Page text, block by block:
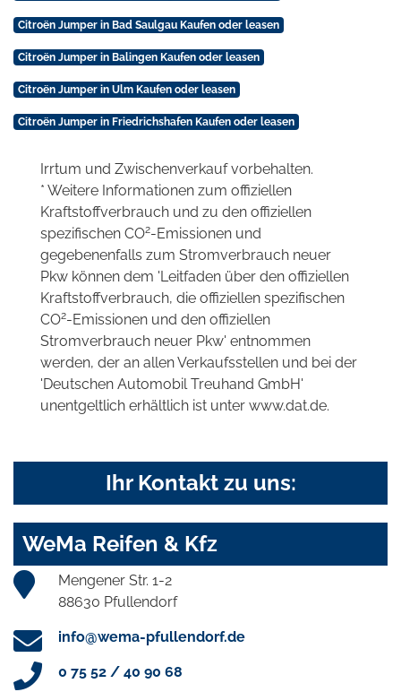
Citroën Jumper in Bad Saulgau Kaufen oder leasen
Citroën Jumper in Balingen Kaufen oder leasen
Citroën Jumper in Ulm Kaufen oder leasen
Citroën Jumper in Friedrichshafen Kaufen oder leasen
Irrtum und Zwischenverkauf vorbehalten.
* Weitere Informationen zum offiziellen
Kraftstoffverbrauch und zu den offiziellen
spezifischen CO2-Emissionen und
gegebenenfalls zum Stromverbrauch neuer
Pkw können dem 'Leitfaden über den offiziellen
Kraftstoffverbrauch, die offiziellen spezifischen
CO2-Emissionen und den offiziellen
Stromverbrauch neuer Pkw' entnommen
werden, der an allen Verkaufsstellen und bei der
'Deutschen Automobil Treuhand GmbH'
unentgeltlich erhältlich ist unter www.dat.de.
Ihr Kontakt zu uns:
WeMa Reifen & Kfz
Mengener Str. 1-2
88630 Pfullendorf
info@wema-pfullendorf.de
0 75 52 / 40 90 68